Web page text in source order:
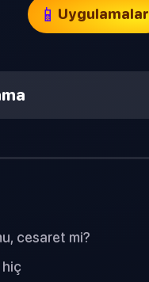
📱 Uygulamalar
cesaret mi?